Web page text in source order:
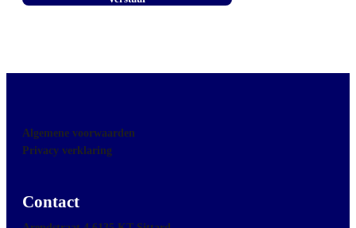
Algemene voorwaarden
Privacy verklaring
Contact